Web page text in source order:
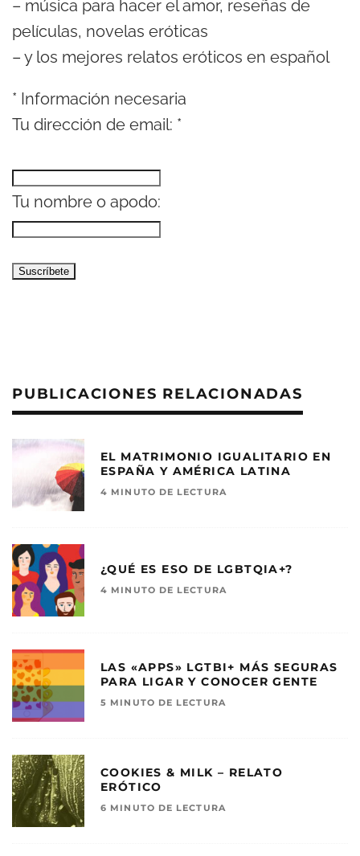
– música para hacer el amor, reseñas de
películas, novelas eróticas
– y los mejores relatos eróticos en español
* Información necesaria
Tu dirección de email: *
Tu nombre o apodo:
PUBLICACIONES RELACIONADAS
EL MATRIMONIO IGUALITARIO EN
ESPAÑA Y AMÉRICA LATINA
4 MINUTO DE LECTURA
¿QUÉ ES ESO DE LGBTQIA+?
4 MINUTO DE LECTURA
LAS «APPS» LGTBI+ MÁS SEGURAS
PARA LIGAR Y CONOCER GENTE
5 MINUTO DE LECTURA
COOKIES & MILK – RELATO
ERÓTICO
6 MINUTO DE LECTURA